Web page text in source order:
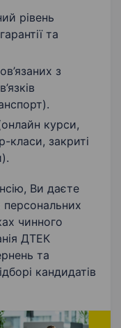
рівень
та
з
курси,
класи, закриті
Ви даєте
чинного
ДТЕК
та
кандидатів